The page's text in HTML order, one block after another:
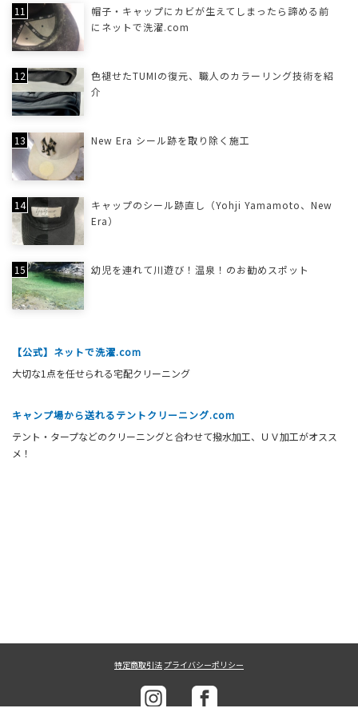
帽子・キャップにカビが生えてしまったら諦める前
にネットで洗濯.com
色褪せたTUMIの復元、職人のカラーリング技術を紹
介
New Era シール跡を取り除く施工
キャップのシール跡直し（Yohji Yamamoto、New
Era）
幼児を連れて川遊び！温泉！のお勧めスポット
【公式】ネットで洗濯.com
大切な1点を任せられる宅配クリーニング
キャンプ場から送れるテントクリーニング.com
テント・タープなどのクリーニングと合わせて撥水加工、ＵＶ加工がオスス
メ！
特定商取引法 プライバシーポリシー